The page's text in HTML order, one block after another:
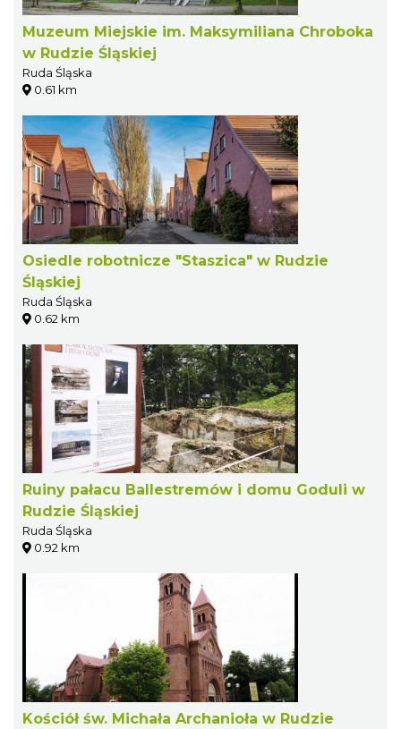
Muzeum Miejskie im. Maksymiliana Chroboka
w Rudzie Śląskiej
Ruda Śląska
0.61 km
Osiedle robotnicze "Staszica" w Rudzie
Śląskiej
Ruda Śląska
0.62 km
Ruiny pałacu Ballestremów i domu Goduli w
Rudzie Śląskiej
Ruda Śląska
0.92 km
Kościół św. Michała Archanioła w Rudzie